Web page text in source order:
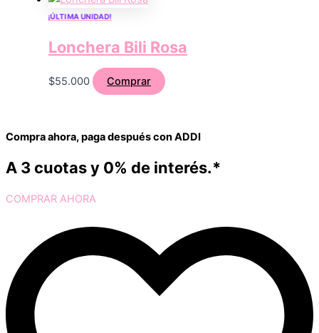
¡ÚLTIMA UNIDAD!
Lonchera Bili Rosa
$55.000 Comprar
Compra ahora, paga después con ADDI
A 3 cuotas y 0% de interés.*
COMPRAR AHORA